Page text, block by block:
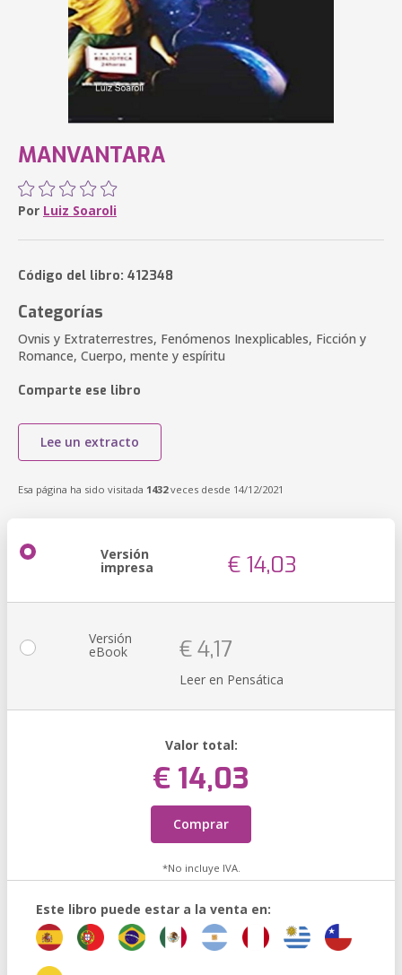
MANVANTARA
Por Luiz Soaroli
Código del libro: 412348
Categorías
Ovnis y Extraterrestres, Fenómenos Inexplicables, Ficción y
Romance, Cuerpo, mente y espíritu
Comparte ese libro
Lee un extracto
Esa página ha sido visitada 1432veces desde 14/12/2021
Versión
impresa € 14,03
Versión
eBook € 4,17
Leer en Pensática
Valor total:
€ 14,03
Comprar
*No incluye IVA.
Este libro puede estar a la venta en: